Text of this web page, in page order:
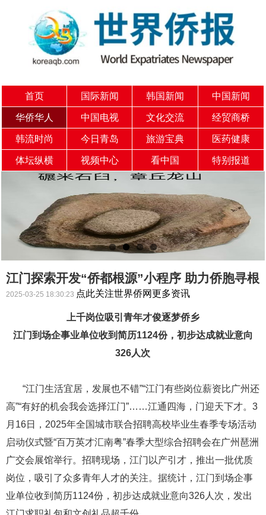
首页 国际新闻 韩国新闻 中国新闻
华侨华人 中国电视 文化交流 经贸商桥
韩流时尚 今日青岛 旅游宝典 医药健康
体坛纵横 视频中心 看中国 特别报道
江门探索开发“侨都根源”小程序 助力侨胞寻根
2025-03-25 18:30:23 点此关注世界侨网更多资讯
上千岗位吸引青年才俊逐梦侨乡
江门到场企事业单位收到简历1124份，初步达成就业意向
326人次
“江门生活宜居，发展也不错”“江门有些岗位薪资比广州还
高”“有好的机会我会选择江门”……江通四海，门迎天下才。3
月16日，2025年全国城市联合招聘高校毕业生春季专场活动
启动仪式暨“百万英才汇南粤”春季大型综合招聘会在广州琶洲
广交会展馆举行。招聘现场，江门以产引才，推出一批优质
岗位，吸引了众多青年人才的关注。据统计，江门到场企事
业单位收到简历1124份，初步达成就业意向326人次，发出